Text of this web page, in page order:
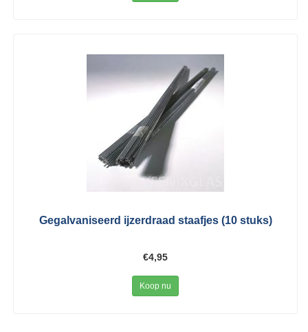
Gegalvaniseerd ijzerdraad staafjes (10 stuks)
€4,95
Koop nu